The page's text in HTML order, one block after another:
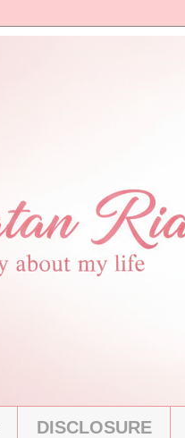
DISCLOSURE